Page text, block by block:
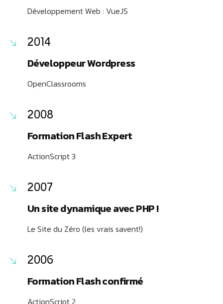
Développement Web : VueJS
2014
Développeur Wordpress
OpenClassrooms
2008
Formation Flash Expert
ActionScript 3
2007
Un site dynamique avec PHP !
Le Site du Zéro (les vrais savent!)
2006
Formation Flash confirmé
ActionScript 2